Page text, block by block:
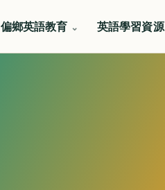
偏鄉英語教育 英語學習資源